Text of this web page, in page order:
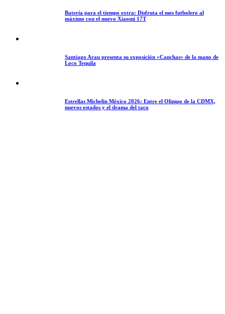
Batería para el tiempo extra: Disfruta el mes futbolero al
máximo con el nuevo Xiaomi 17T
Santiago Arau presenta su exposición «Canchas» de la mano de
Loco Tequila
Estrellas Michelin México 2026: Entre el Olimpo de la CDMX,
nuevos estados y el drama del taco